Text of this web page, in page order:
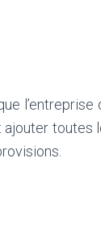
l’entreprise
ajouter toutes